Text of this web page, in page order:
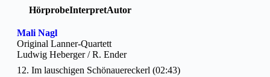
HörprobeInterpretAutor
Mali Nagl
Original Lanner-Quartett
Ludwig Heberger / R. Ender
12. Im lauschigen Schönauereckerl (02:43)